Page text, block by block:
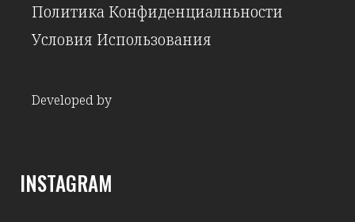
Политика Конфиденциалньности
Условия Использования
Developed by
INSTAGRAM